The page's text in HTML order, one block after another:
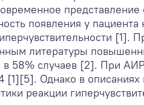
появления у
[1].
литературы
58% случаев [2]. При
[1][5]. Однако в
реакции